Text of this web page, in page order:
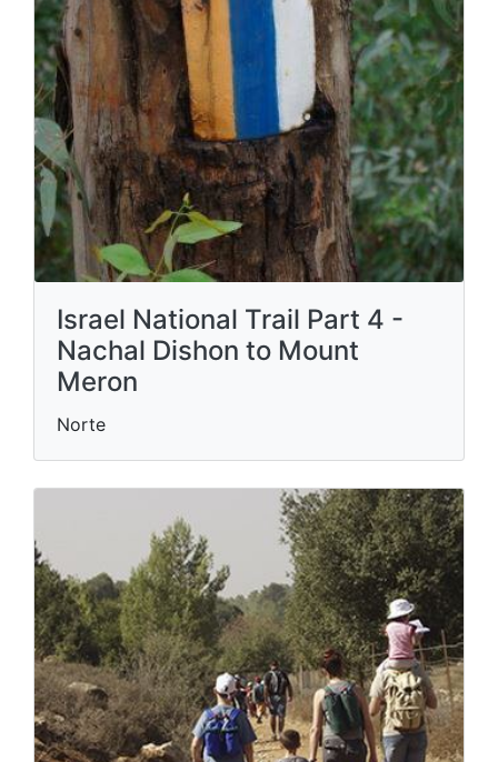
Israel National Trail Part 4 -
Nachal Dishon to Mount
Meron
Norte